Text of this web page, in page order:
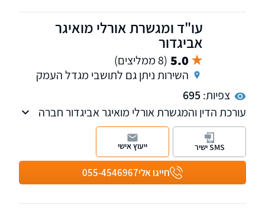
המלווה כל תיק למציאת הפתרון המתאים לכל
בנוסף המשרד עוסק בליקויי בניה ולטיגציה אזרחית
עו"ד ומגשרת אורלי מואיגר
אביגדור
5.0 (8 ממליצים)
השירות ניתן גם לתושבי מגדל העמק
צפיות:695
עורכת הדין והמגשרת אורלי מואיגר אביגדור חברה
בלשכת עורכי הדין בישראל, בעלת תואר ראשון
(LL.B) במשפטים, בעלת הסמכה לעריכת ייפוי כוח
מתמשך ומגשרת משפחה.
חייגו אלי055-4546967
SMS ישיר ייעוץ אישי